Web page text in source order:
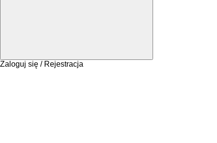
Zaloguj się / Rejestracja